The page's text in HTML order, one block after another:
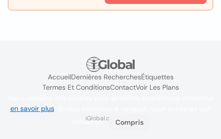
AccueilDernières RecherchesÉtiquettes
Termes Et ConditionsContactVoir Les Plans
iGlobal.co @ 2024
en savoir plus. Si vous continuez à naviguer, vous acceptez leur
utilisation.
Compris